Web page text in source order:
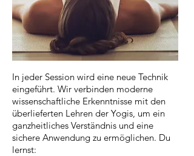
In jeder Session wird eine neue Technik
eingeführt. Wir verbinden moderne
wissenschaftliche Erkenntnisse mit den
überlieferten Lehren der Yogis, um ein
ganzheitliches Verständnis und eine
sichere Anwendung zu ermöglichen. Du
lernst: